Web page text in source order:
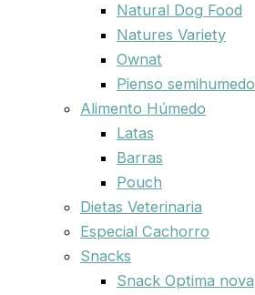
Natural Dog Food
Natures Variety
Ownat
Pienso semihumedo
Alimento Húmedo
Latas
Barras
Pouch
Dietas Veterinaria
Especial Cachorro
Snacks
Snack Optima nova